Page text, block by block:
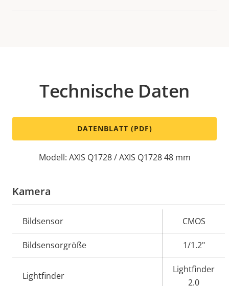
Technische Daten
DATENBLATT (PDF)
Modell: AXIS Q1728 / AXIS Q1728 48 mm
Kamera
Eigentumsbeschreibung Eigentumswert
Bildsensor CMOS
Bildsensorgröße 1/1.2"
Lightfinder
Lightfinder
2.0